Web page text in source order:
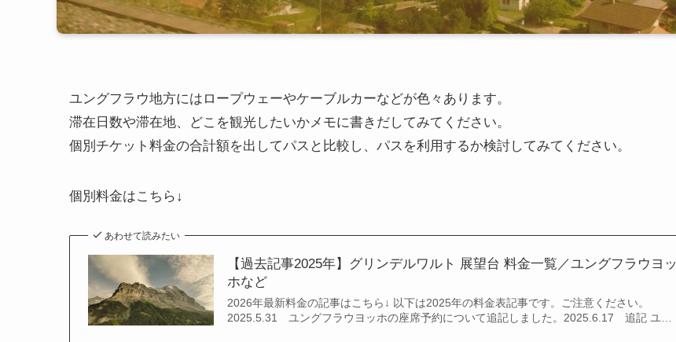
ユングフラウ地方にはロープウェーやケーブルカーなどが色々あります。
滞在日数や滞在地、どこを観光したいかメモに書きだしてみてください。
個別チケット料金の合計額を出してパスと比較し、パスを利用するか検討してみてください。
個別料金はこちら↓
あわせて読みたい
【過去記事2025年】グリンデルワルト 展望台 料金一覧／ユングフラウヨッ
ホなど
2026年最新料金の記事はこちら↓ 以下は2025年の料金表記事です。ご注意ください。
2025.5.31 ユングフラウヨッホの座席予約について追記しました。2025.6.17 追記 ユ…